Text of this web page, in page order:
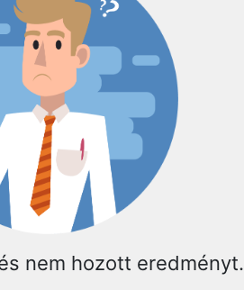
nem hozott eredményt.